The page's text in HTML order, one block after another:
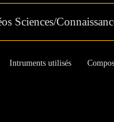
Sciences/
Intruments utilisés